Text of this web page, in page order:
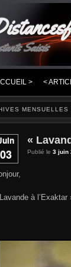
Saisis
LA
LA
> <
MENSUELLES
03
«
Publié le 3 juin
à l’Exaktar